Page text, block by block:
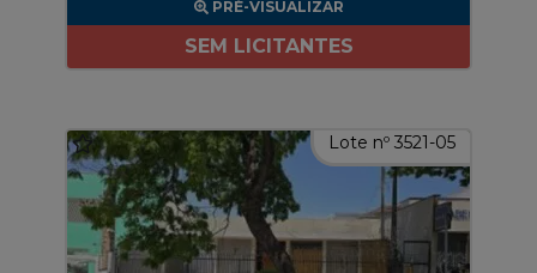
PRÉ-VISUALIZAR
SEM LICITANTES
Lote nº 3521-05